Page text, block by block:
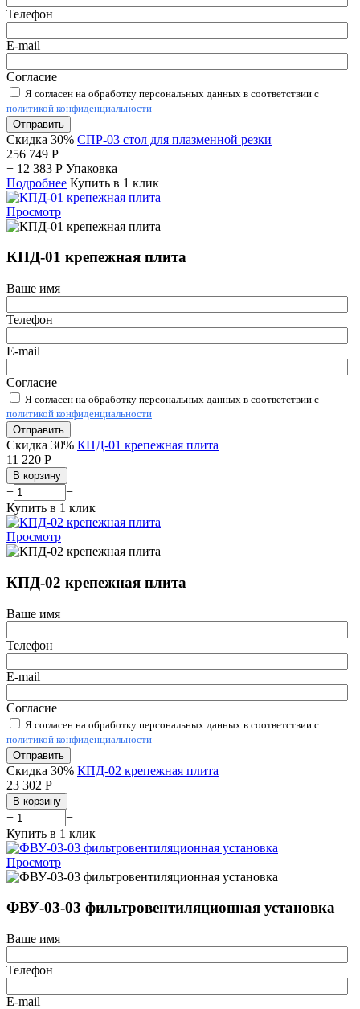
Телефон
E-mail
Согласие
Я согласен на обработку персональных данных в соответствии с
политикой конфиденциальности
Отправить
Скидка 30% СПР-03 стол для плазменной резки
256 749 Р
+ 12 383 Р Упаковка
Подробнее Купить в 1 клик
Просмотр
КПД-01 крепежная плита
Ваше имя
Телефон
E-mail
Согласие
Я согласен на обработку персональных данных в соответствии с
политикой конфиденциальности
Отправить
Скидка 30% КПД-01 крепежная плита
11 220 Р
В корзину
+
−
Купить в 1 клик
Просмотр
КПД-02 крепежная плита
Ваше имя
Телефон
E-mail
Согласие
Я согласен на обработку персональных данных в соответствии с
политикой конфиденциальности
Отправить
Скидка 30% КПД-02 крепежная плита
23 302 Р
В корзину
+
−
Купить в 1 клик
Просмотр
ФВУ-03-03 фильтровентиляционная установка
Ваше имя
Телефон
E-mail